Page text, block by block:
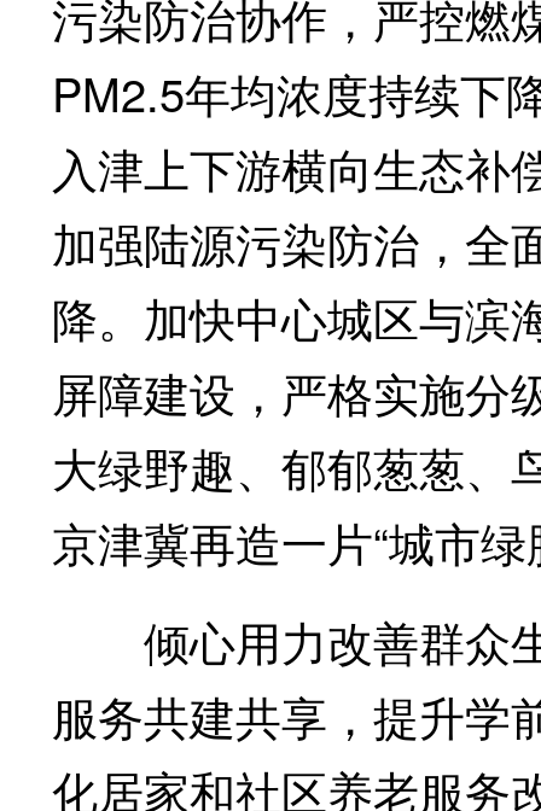
污染防治协作，严控燃
PM2.5年均浓度持续下
入津上下游横向生态补
加强陆源污染防治，全
降。加快中心城区与滨
屏障建设，严格实施分
大绿野趣、郁郁葱葱、
京津冀再造一片“城市绿
倾心用力改善群众
服务共建共享，提升学
化居家和社区养老服务